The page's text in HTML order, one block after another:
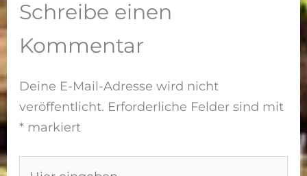
Schreibe einen
Kommentar
Deine E-Mail-Adresse wird nicht
veröffentlicht. Erforderliche Felder sind mit
* markiert